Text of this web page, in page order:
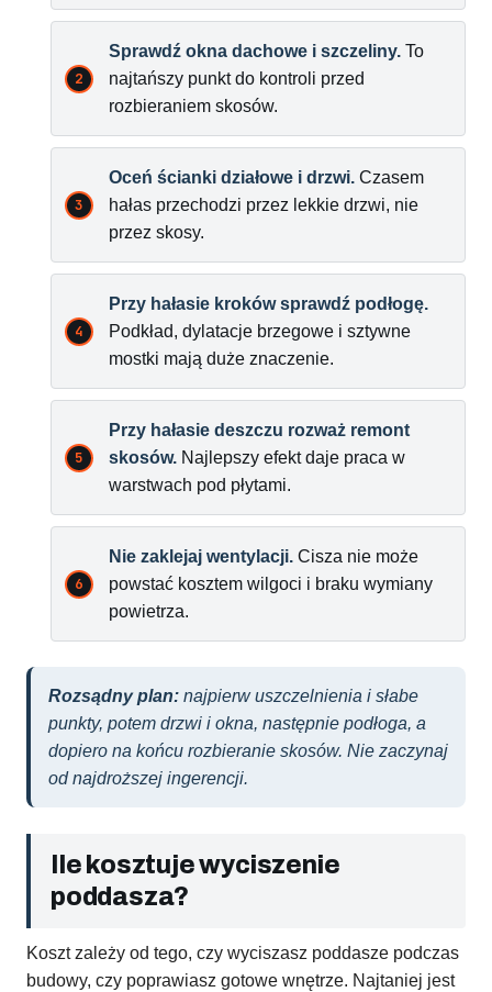
Sprawdź okna dachowe i szczeliny. To
najtańszy punkt do kontroli przed
rozbieraniem skosów.
Oceń ścianki działowe i drzwi. Czasem
hałas przechodzi przez lekkie drzwi, nie
przez skosy.
Przy hałasie kroków sprawdź podłogę.
Podkład, dylatacje brzegowe i sztywne
mostki mają duże znaczenie.
Przy hałasie deszczu rozważ remont
skosów. Najlepszy efekt daje praca w
warstwach pod płytami.
Nie zaklejaj wentylacji. Cisza nie może
powstać kosztem wilgoci i braku wymiany
powietrza.
Rozsądny plan: najpierw uszczelnienia i słabe
punkty, potem drzwi i okna, następnie podłoga, a
dopiero na końcu rozbieranie skosów. Nie zaczynaj
od najdroższej ingerencji.
Ile kosztuje wyciszenie
poddasza?
Koszt zależy od tego, czy wyciszasz poddasze podczas
budowy, czy poprawiasz gotowe wnętrze. Najtaniej jest